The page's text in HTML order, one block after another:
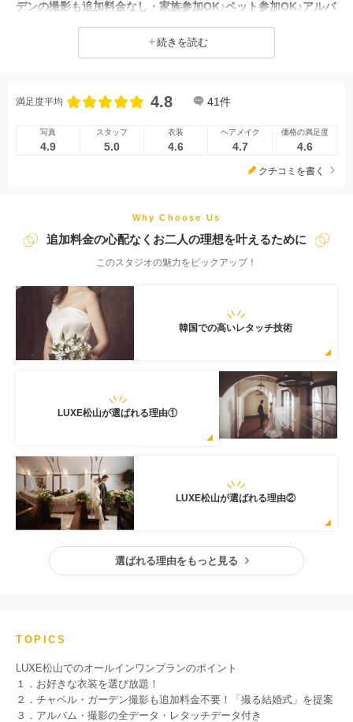
デンの撮影も追加料金なし・家族参加OK♪ペット参加OK♪アルバ
ム・全データ・レタッチデータ・衣裳小物などがプラン内に含ま
れているので合計金額が上がることなく安心して撮影当日をお迎
おり、美肌・痩身を自然に美しく仕上げます。 ◆ミュージアム
2シーン以上撮影いただけるミュージアム型フォトスタジオ！移
貸し切り撮影◆ 1日1組での貸し切り撮影ですので、お二人やご
続きを読む
満足度平均 4.8 41件
写真
4.9
スタッフ
5.0
衣装
4.6
ヘアメイク
4.7
価格の満足度
4.6
クチコミを書く
Why Choose Us
追加料金の心配なくお二人の理想を叶えるために
このスタジオの魅力をピックアップ！
韓国での高いレタッチ技術
LUXE松山が選ばれる理由①
LUXE松山が選ばれる理由②
選ばれる理由をもっと見る
TOPICS
LUXE松山でのオールインワンプランのポイント
１．お好きな衣装を選び放題！
２．チャペル・ガーデン撮影も追加料金不要！「撮る結婚式」を提案
３．アルバム・撮影の全データ・レタッチデータ付き